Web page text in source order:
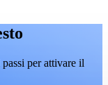
per attivare il